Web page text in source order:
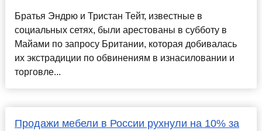
Братья Эндрю и Тристан Тейт, известные в
социальных сетях, были арестованы в субботу в
Майами по запросу Британии, которая добивалась
их экстрадиции по обвинениям в изнасиловании и
торговле...
Продажи мебели в России рухнули на 10% за